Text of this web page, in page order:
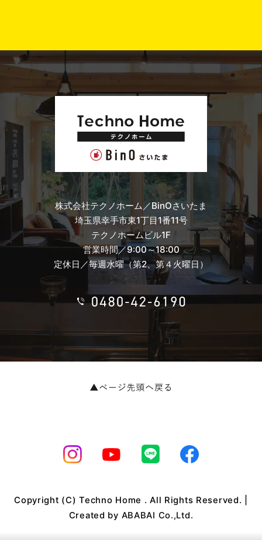
株式会社テクノホーム／BinOさいたま
埼玉県幸手市東1丁目1番11号
テクノホームビル1F
営業時間／9:00～18:00
定休日／毎週水曜（第2、第４火曜日）
Copyright (C) Techno Home . All Rights Reserved. |
Created by ABABAI Co.,Ltd.